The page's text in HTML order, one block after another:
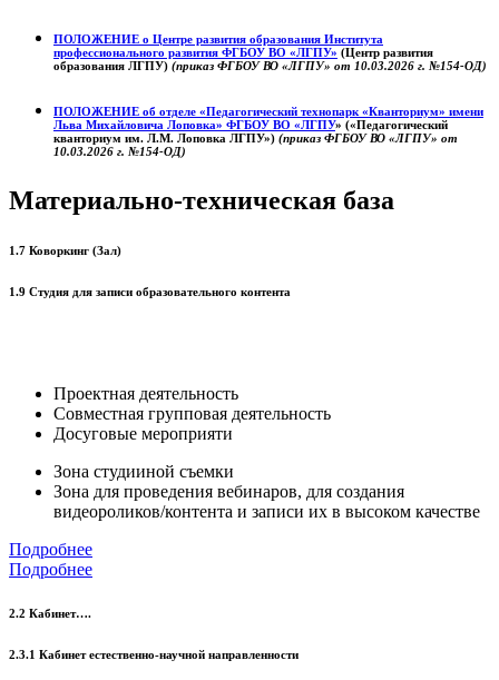
ПОЛОЖЕНИЕ о Центре развития образования Института
профессионального развития ФГБОУ ВО «ЛГПУ» (Центр развития
образования ЛГПУ) (приказ ФГБОУ ВО «ЛГПУ» от 10.03.2026 г. №154-ОД)
ПОЛОЖЕНИЕ об отделе «Педагогический технопарк «Кванториум» имени
Льва Михайловича Лоповка» ФГБОУ ВО «ЛГПУ» («Педагогический
кванториум им. Л.М. Лоповка ЛГПУ») (приказ ФГБОУ ВО «ЛГПУ» от
10.03.2026 г. №154-ОД)
Материально-техническая база
1.7 Коворкинг (Зал)
1.9 Студия для записи образовательного контента
Проектная деятельность
Совместная групповая деятельность
Досуговые мероприяти
Зона студииной съемки
Зона для проведения вебинаров, для создания
видеороликов/контента и записи их в высоком качестве
Подробнее
Подробнее
2.2 Кабинет….
2.3.1 Кабинет естественно-научной направленности